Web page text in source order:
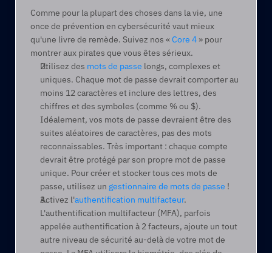
Comme pour la plupart des choses dans la vie, une
once de prévention en cybersécurité vaut mieux
qu'une livre de remède. Suivez nos « Core 4 » pour
montrer aux pirates que vous êtes sérieux.
Utilisez des mots de passe longs, complexes et
uniques. Chaque mot de passe devrait comporter au
moins 12 caractères et inclure des lettres, des
chiffres et des symboles (comme % ou $).
Idéalement, vos mots de passe devraient être des
suites aléatoires de caractères, pas des mots
reconnaissables. Très important : chaque compte
devrait être protégé par son propre mot de passe
unique. Pour créer et stocker tous ces mots de
passe, utilisez un gestionnaire de mots de passe !
Activez l'authentification multifacteur.
L'authentification multifacteur (MFA), parfois
appelée authentification à 2 facteurs, ajoute un tout
autre niveau de sécurité au-delà de votre mot de